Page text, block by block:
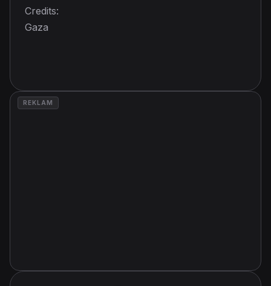
Credits:
Gaza
REKLAM